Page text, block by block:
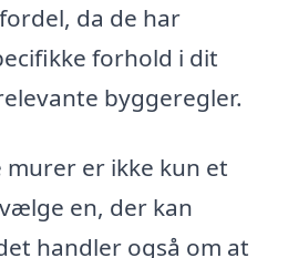
da de har
forhold i dit
byggeregler.
er ikke kun et
en, der kan
handler også om at